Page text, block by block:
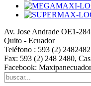
Av. Jose Andrade OE1-
Quito - Ecuador
Teléfono : 593 (2)
Fax: 593 (2) 248 2480,
Facebook: